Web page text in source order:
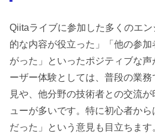
Qiitaライブに参加した多くのエ
的な内容が役立った」「他の参
がった」といったポジティブな
ーザー体験としては、普段の業
見や、他分野の技術者との交流
ューが多いです。特に初心者か
だった」という意見も目立ちます